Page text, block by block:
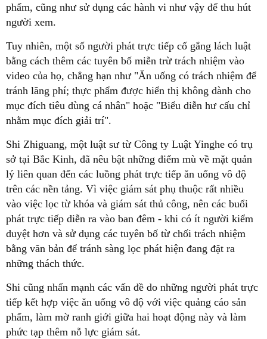
phẩm, cũng như sử dụng các hành vi như vậy để thu hút
người xem.
Tuy nhiên, một số người phát trực tiếp cố gắng lách luật
bằng cách thêm các tuyên bố miễn trừ trách nhiệm vào
video của họ, chẳng hạn như "Ăn uống có trách nhiệm để
tránh lãng phí; thực phẩm được hiển thị không dành cho
mục đích tiêu dùng cá nhân" hoặc "Biểu diễn hư cấu chỉ
nhằm mục đích giải trí".
Shi Zhiguang, một luật sư từ Công ty Luật Yinghe có trụ
sở tại Bắc Kinh, đã nêu bật những điểm mù về mặt quản
lý liên quan đến các luồng phát trực tiếp ăn uống vô độ
trên các nền tảng. Vì việc giám sát phụ thuộc rất nhiều
vào việc lọc từ khóa và giám sát thủ công, nên các buổi
phát trực tiếp diễn ra vào ban đêm - khi có ít người kiểm
duyệt hơn và sử dụng các tuyên bố từ chối trách nhiệm
bằng văn bản để tránh sàng lọc phát hiện đang đặt ra
những thách thức.
Shi cũng nhấn mạnh các vấn đề do những người phát trực
tiếp kết hợp việc ăn uống vô độ với việc quảng cáo sản
phẩm, làm mờ ranh giới giữa hai hoạt động này và làm
phức tạp thêm nỗ lực giám sát.